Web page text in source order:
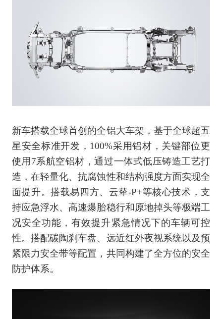
新车搭载全球首创的全铝大车架，基于全球超五
星安全标准开发，100%采用铝材，关键部位更
使用7系航空铝材，通过一体式低压铸造工艺打
造，在轻量化、抗腐蚀性和结构强度方面实现全
面提升。搭载易四方、云辇-P+等核心技术，支
持应急浮水、高速爆胎稳行和原地掉头等极端工
况安全功能，有效提升紧急情况下的车辆可控
性。搭配碳陶刹车盘、远近红外夜视系统以及预
紧限力安全带等配置，共同构建了全方位的安全
防护体系。